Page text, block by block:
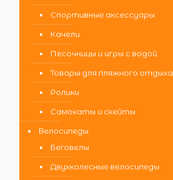
Спортивные аксессуары
Качели
Песочницы и игры с водой
Товары для пляжного отдыха
Ролики
Самокаты и скейты
Велосипеды
Беговелы
Двухколесные велосипеды